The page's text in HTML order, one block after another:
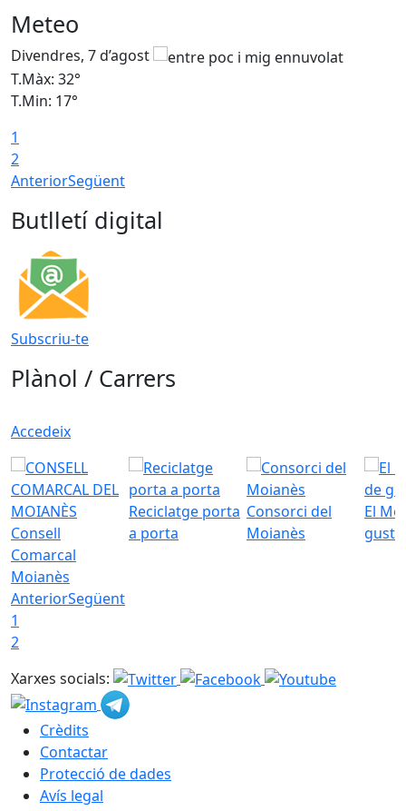
Meteo
Divendres, 7 d’agost
T.Màx: 32°
T.Min: 17°
1
2
AnteriorSegüent
Butlletí digital
Subscriu-te
Plànol / Carrers
Accedeix
Consell
Comarcal
Moianès
Reciclatge porta
a porta
Consorci del
Moianès
El
gust
AnteriorSegüent
1
2
Xarxes socials:
Crèdits
Contactar
Protecció de dades
Avís legal